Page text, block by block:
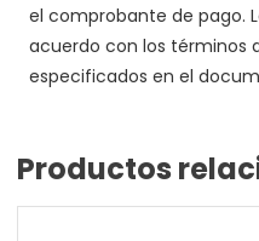
el comprobante de pago.
acuerdo con los términos
especificados en el
Productos